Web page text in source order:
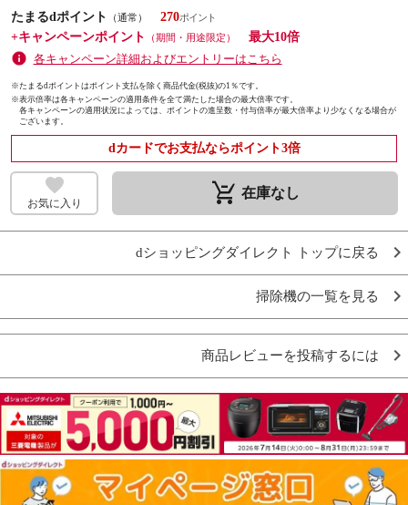
たまるdポイント
（通常）
270
+キャンペーンポイント
（期間・用途限定）
最大10倍
各キャンペーン詳細およびエントリーはこちら
※たまるdポイントはポイント支払を除く商品代金(税抜)の1％です。
※表示倍率は各キャンペーンの適用条件を全て満たした場合の最大倍率です。
各キャンペーンの適用状況によっては、ポイントの進呈数・付与倍率が最大倍率より少なくなる場合が
ございます。
dカードでお支払ならポイント3倍
お気に入り remove_shopping_cart 在庫なし
dショッピングダイレクト トップに戻る
掃除機の一覧を見る
商品レビューを投稿するには